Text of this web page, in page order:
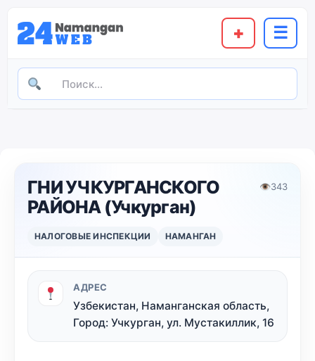
+ ☰
ГНИ УЧКУРГАНСКОГО
РАЙОНА (Учкурган)
👁343
НАЛОГОВЫЕ ИНСПЕКЦИИ НАМАНГАН
АДРЕС
Узбекистан, Наманганская область,
Город: Учкурган, ул. Мустакиллик, 16